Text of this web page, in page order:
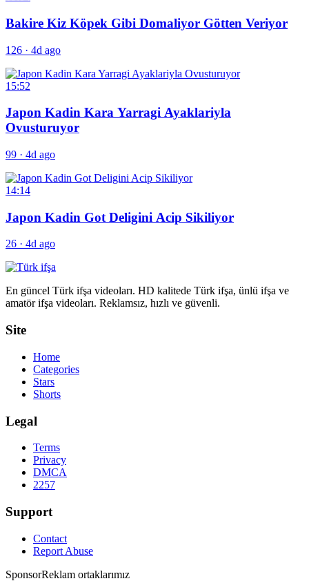
Bakire Kiz Köpek Gibi Domaliyor Götten Veriyor
126 · 4d ago
15:52
Japon Kadin Kara Yarragi Ayaklariyla
Ovusturuyor
99 · 4d ago
14:14
Japon Kadin Got Deligini Acip Sikiliyor
26 · 4d ago
En güncel Türk ifşa videoları. HD kalitede Türk ifşa, ünlü ifşa ve
amatör ifşa videoları. Reklamsız, hızlı ve güvenli.
Site
Home
Categories
Stars
Shorts
Legal
Terms
Privacy
DMCA
2257
Support
Contact
Report Abuse
SponsorReklam ortaklarımız